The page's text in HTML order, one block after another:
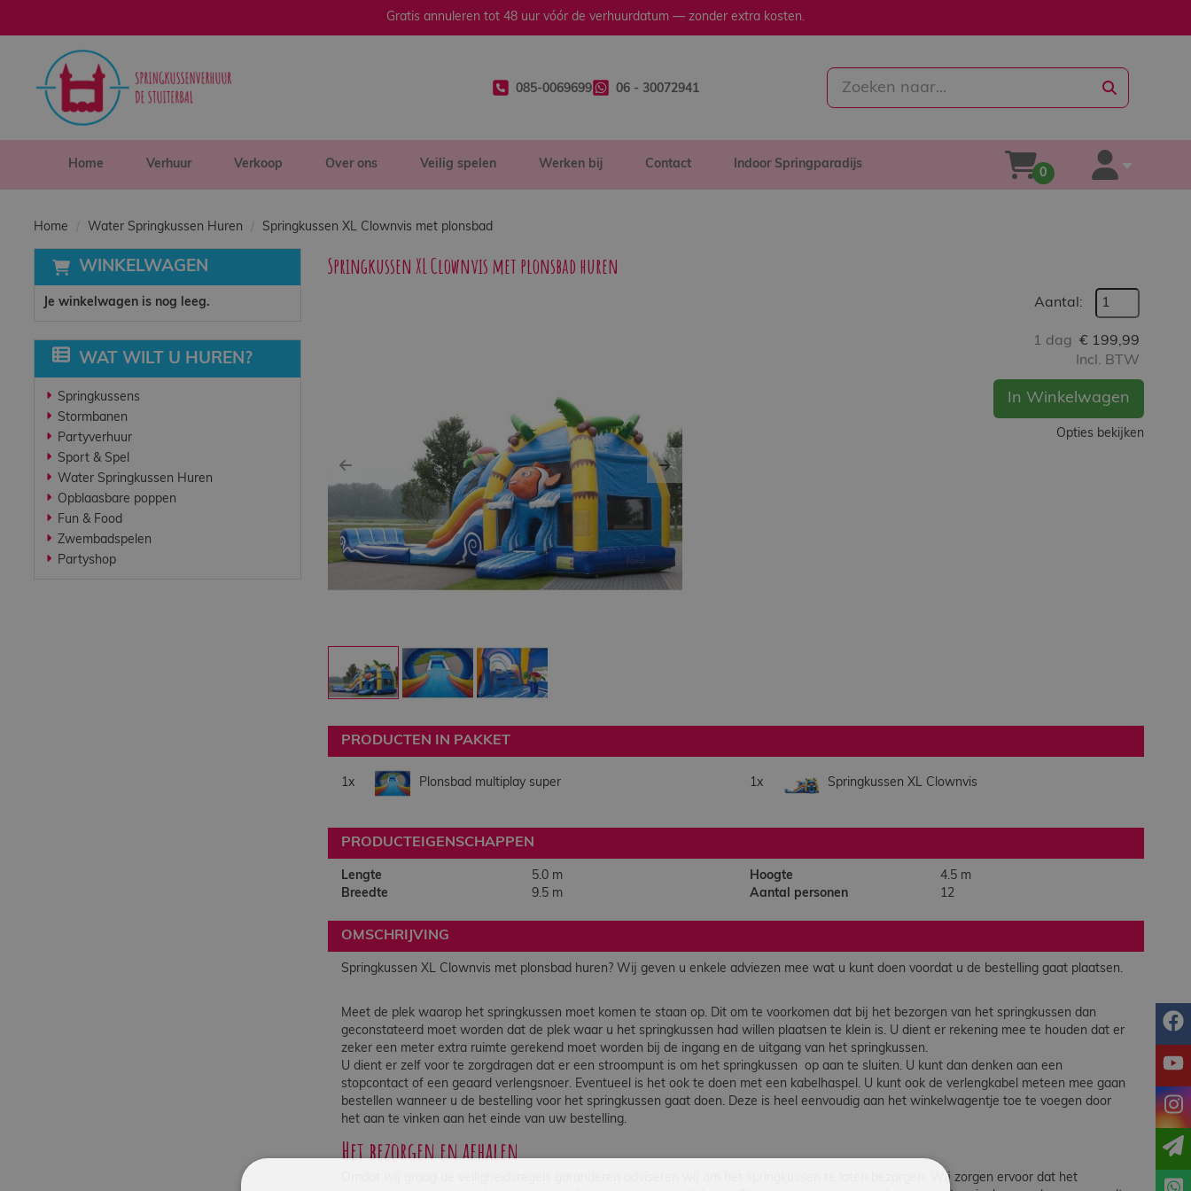
Gratis annuleren tot 48 uur vóór de verhuurdatum — zonder extra kosten.
085-0069699 06 - 30072941 zoeken
Home Verhuur Verkoop Over ons Veilig spelen Werken bij Contact Indoor Springparadijs
winkelwagen
0 account
sluiten
Home
Over ons
Veilig spelen
Werken bij
Contact
Indoor
Springparadijs
Home Water Springkussen Huren Springkussen XL Clownvis met plonsbad
WINKELWAGEN
Je winkelwagen is nog leeg.
WAT WILT U HUREN?
Springkussens
Stormbanen
Partyverhuur
Sport & Spel
Water Springkussen Huren
Opblaasbare poppen
Fun & Food
Zwembadspelen
Partyshop
Springkussen XL Clownvis met plonsbad huren
Previous Next
Aantal:
1 dag € 199,99
Incl. BTW
In Winkelwagen
Opties bekijken
PRODUCTEN IN PAKKET
1x Plonsbad multiplay super 1x Springkussen XL Clownvis
PRODUCTEIGENSCHAPPEN
Lengte
5.0 m
Breedte
9.5 m
Hoogte
4.5 m
Aantal personen
12
OMSCHRIJVING
Springkussen XL Clownvis met plonsbad huren? Wij geven u enkele adviezen mee wat u kunt doen voordat u de bestelling gaat plaatsen.
Meet de plek waarop het springkussen moet komen te staan op. Dit om te voorkomen dat bij het bezorgen van het springkussen dan
geconstateerd moet worden dat de plek waar u het springkussen had willen plaatsen te klein is. U dient er rekening mee te houden dat er
zeker een meter extra ruimte gerekend moet worden bij de ingang en de uitgang van het springkussen.
U dient er zelf voor te zorgdragen dat er een stroompunt is om het springkussen op aan te sluiten. U kunt dan denken aan een
stopcontact of een geaard verlengsnoer. Eventueel is het ook te doen met een kabelhaspel. U kunt ook de verlengkabel meteen mee gaan
bestellen wanneer u de bestelling voor het springkussen gaat doen. Deze is heel eenvoudig aan het winkelwagentje toe te voegen door
het aan te vinken aan het einde van uw bestelling.
Het bezorgen en afhalen
Omdat wij graag de veiligheidsregels garanderen adviseren wij om het springkussen te laten bezorgen. Wij zorgen ervoor dat het